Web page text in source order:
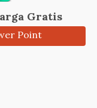
Gratis
Point